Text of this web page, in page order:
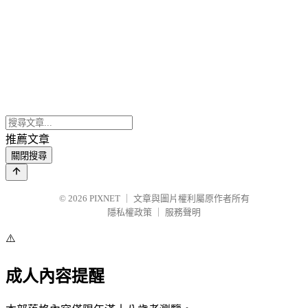
推薦文章
關閉搜尋
© 2026 PIXNET
文章與圖片權利屬原作者所有
隱私權政策
服務聲明
⚠️
成人內容提醒